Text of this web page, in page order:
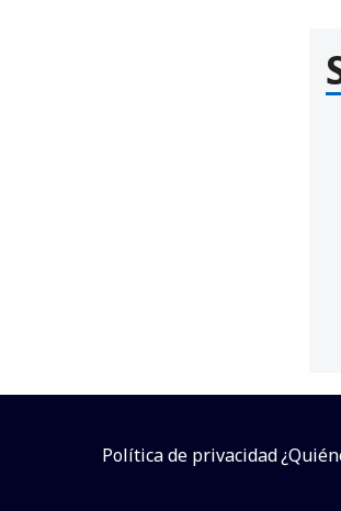
Política de privacidad